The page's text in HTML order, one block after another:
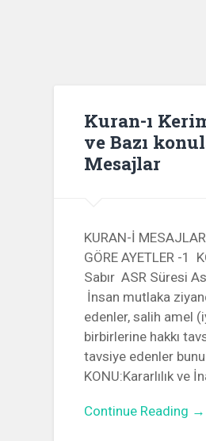
Kuran-ı
ve Bazı
Mesajlar
KURAN-İ
GÖRE AYETLER -1
Sabır ASR Süresi
İnsan mutlaka
edenler, salih amel
birbirlerine hakkı
tavsiye edenler
KONU:Kararlılık ve
Continue Reading →